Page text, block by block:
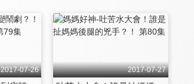
2017-07-26 2017-07-27